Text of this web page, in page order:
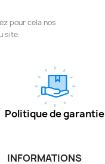
pour cela nos
site.
Politique de garantie
INFORMATIONS